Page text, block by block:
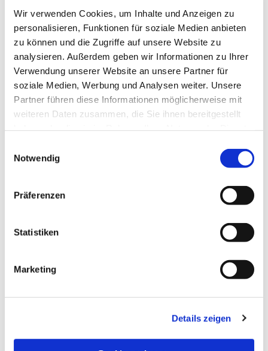
Wir verwenden Cookies, um Inhalte und Anzeigen zu
personalisieren, Funktionen für soziale Medien anbieten
zu können und die Zugriffe auf unsere Website zu
analysieren. Außerdem geben wir Informationen zu Ihrer
Verwendung unserer Website an unsere Partner für
soziale Medien, Werbung und Analysen weiter. Unsere
Partner führen diese Informationen möglicherweise mit
weiteren Daten zusammen, die Sie ihnen bereitgestellt
Notwendig
Präferenzen
Statistiken
Marketing
Details zeigen
Freitag, 26. Februar 2027, 17:00 -
19:30 Uhr
Rothenuffeln - Gemeindehaus,
Bäckerstraße 40, 32479 Hille